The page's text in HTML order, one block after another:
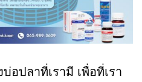
อปลาที่เรามี เพื่อที่เรา